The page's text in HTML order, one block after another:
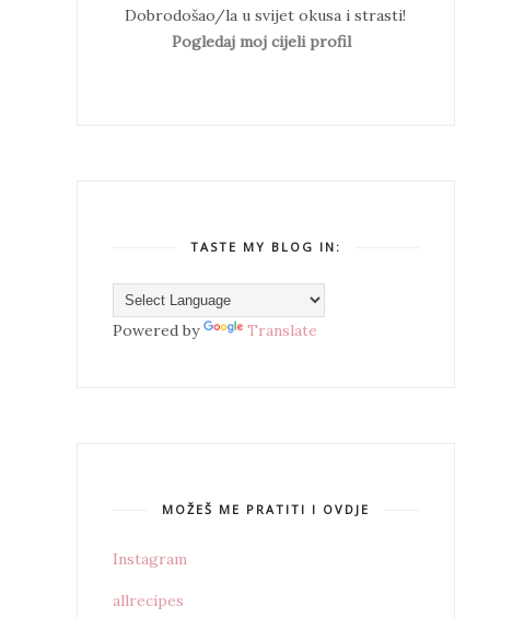
Dobrodošao/la u svijet okusa i strasti!
Pogledaj moj cijeli profil
TASTE MY BLOG IN:
Powered by Translate
MOŽEŠ ME PRATITI I OVDJE
Instagram
allrecipes